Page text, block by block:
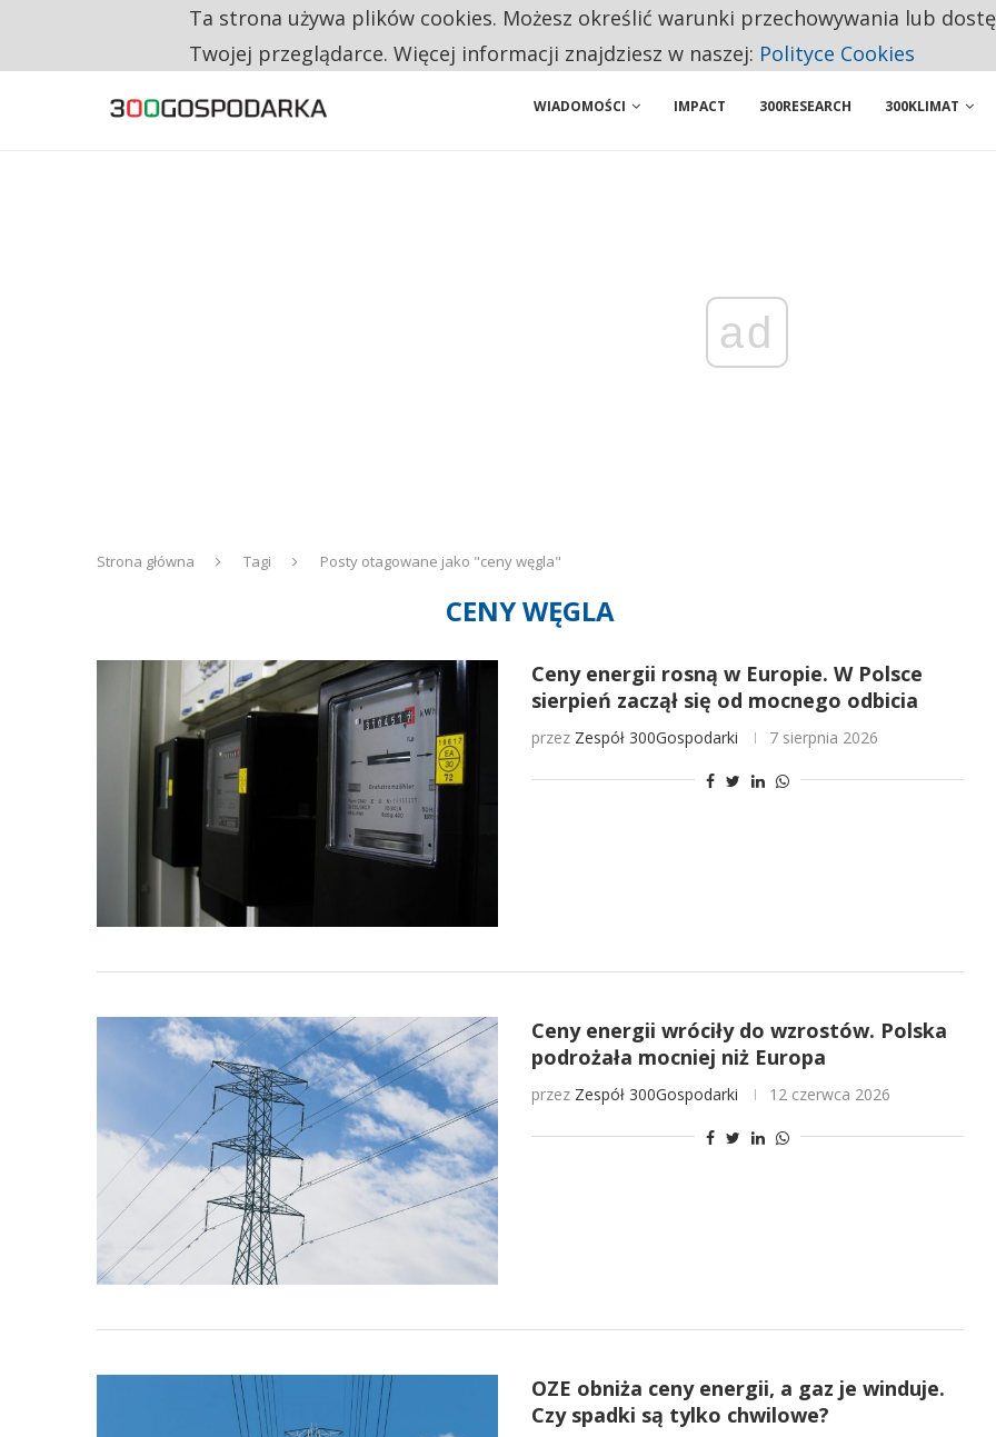
TRZECH NA CZTERECH PONOWNIE ZAŁOŻYŁOBY WŁASNĄ FIRMĘ. INNYM JUŻ TAK ŁATWO JEJ NIE POLECAJĄ
WIADOMOŚCI
IMPACT 300RESEARCH 300KLIMAT
ad
Strona główna Tagi Posty otagowane jako "ceny węgla"
CENY WĘGLA
Ceny energii rosną w Europie. W Polsce
sierpień zaczął się od mocnego odbicia
przez Zespół 300Gospodarki 7 sierpnia 2026
Ceny energii wróciły do wzrostów. Polska
podrożała mocniej niż Europa
przez Zespół 300Gospodarki 12 czerwca 2026
OZE obniża ceny energii, a gaz je winduje.
Czy spadki są tylko chwilowe?
Ta strona używa plików cookies. Możesz określić warunki przechowywania lub
Twojej przeglądarce. Więcej informacji znajdziesz w naszej: Polityce Cookies